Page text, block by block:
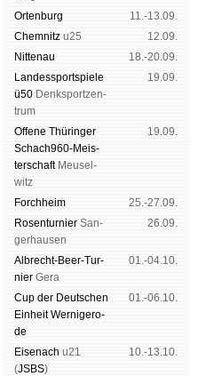
Orten­burg
11.-13.09.
Chem­nitz u25
12.09.
Nitte­nau
18.-20.09.
Landes­sport­spiele
ü50 Denk­sport­zen­
trum
19.09.
Offene Thü­rin­ger
Schach960-Meis­
ter­schaftMeu­sel­
witz
19.09.
Forch­heim
25.-27.09.
Rosen­tur­nier San­
ger­hau­sen
26.09.
Albrecht-Beer-Tur­
nier Ge­ra
01.-04.10.
Cup der Deut­schen
Ein­heit Wer­ni­ge­ro­
de
01.-06.10.
Eise­nach u21
(JSBS)
10.-13.10.